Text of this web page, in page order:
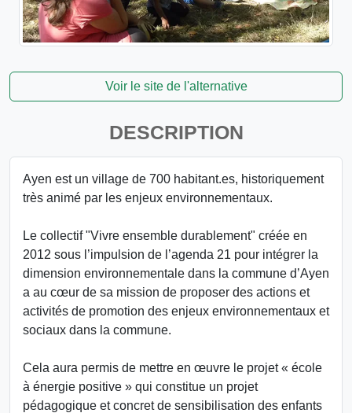
Voir le site de l'alternative
DESCRIPTION
Ayen est un village de 700 habitant.es, historiquement
très animé par les enjeux environnementaux.
Le collectif "Vivre ensemble durablement" créée en
2012 sous l’impulsion de l’agenda 21 pour intégrer la
dimension environnementale dans la commune d’Ayen
a au cœur de sa mission de proposer des actions et
activités de promotion des enjeux environnementaux et
sociaux dans la commune.
Cela aura permis de mettre en œuvre le projet « école
à énergie positive » qui constitue un projet
pédagogique et concret de sensibilisation des enfants